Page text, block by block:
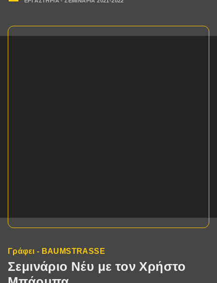
Γράφει - BAUMSTRASSE
Σεμινάριο Νέυ με τον Χρήστο